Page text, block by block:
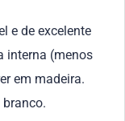
e de excelente
interna (menos
em madeira.